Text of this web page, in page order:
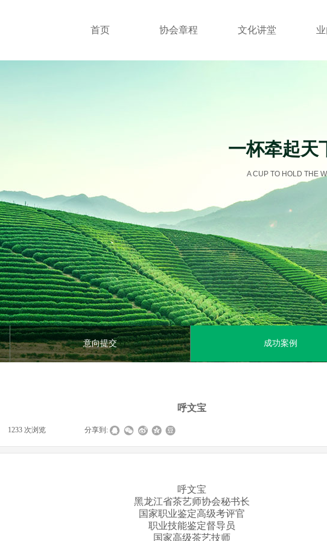
一杯牵起天
A CUP TO HOLD THE
首页 协会章程 文化讲堂
意向提交 成功案例
呼文宝
1233 次浏览 分享到:
呼文宝
黑龙江省茶艺师协会秘书长
国家职业鉴定高级考评官
职业技能鉴定督导员
国家高级茶艺技师